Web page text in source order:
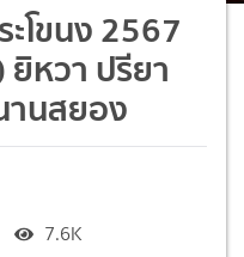
โขนง 2567
หวา ปรียา
นสยอง
7.6K